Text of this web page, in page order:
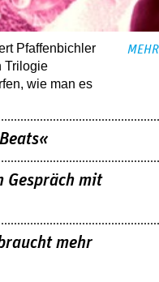
Pfaffenbichler
Trilogie
wie man es
MEHR
Gespräch mit
mehr